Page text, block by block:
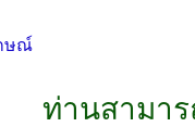
ท่านสามา